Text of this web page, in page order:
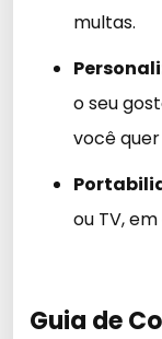
multas.
o seu
você
ou TV,
Guia de